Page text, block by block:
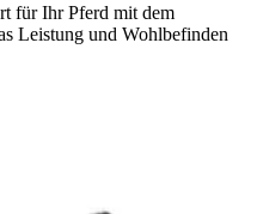
für Ihr Pferd mit dem
Leistung und Wohlbefinden